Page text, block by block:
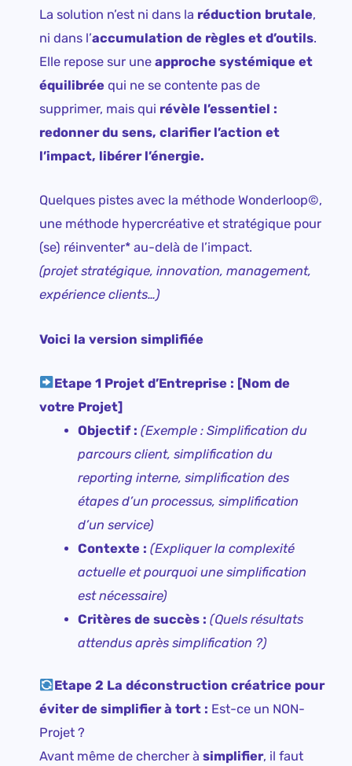
La solution n’est ni dans la réduction brutale,
ni dans l’accumulation de règles et d’outils.
Elle repose sur uneapproche systémique et
équilibrée qui ne se contente pas de
supprimer, mais qui révèle l’essentiel :
redonner du sens, clarifier l’action et
l’impact, libérer l’énergie.
Quelques pistes avec la méthode Wonderloop©,
une méthode hypercréative et stratégique pour
(se) réinventer* au-delà de l’impact.
(projet stratégique, innovation, management,
expérience clients…)
Voici la version simplifiée
Etape 1 Projet d’Entreprise : [Nom de
votre Projet]
Objectif : (Exemple : Simplification du
parcours client, simplification du
reporting interne, simplification des
étapes d’un processus, simplification
d’un service)
Contexte : (Expliquer la complexité
actuelle et pourquoi une simplification
est nécessaire)
Critères de succès : (Quels résultats
attendus après simplification ?)
Etape 2 La déconstruction créatrice pour
éviter de simplifier à tort : Est-ce un NON-
Projet ?
Avant même de chercher àsimplifier, il faut